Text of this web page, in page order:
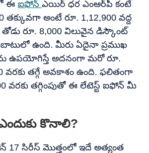
ఈ ఐఫోన్ ఎయిర్​ ధర ఎంఆర్‌పీ కంటే
తక్కువగా అంటే రూ. 1,12,900 వద్ద
రూ. 8,000 విలువైన డిస్కౌంట్
ఉంది. మీరు ఏదైనా ప్రముఖ
ఉపయోగిస్తే అదనంగా మరో రూ.
వరకు తగ్గే అవకాశం ఉంది. ఫలితంగా
వరకు తగ్గింపుతో ఈ లేటెస్ట్ ఐఫోన్ మీ
కొనాలి?
17 సిరీస్ మొత్తంలో ఇదే అత్యంత